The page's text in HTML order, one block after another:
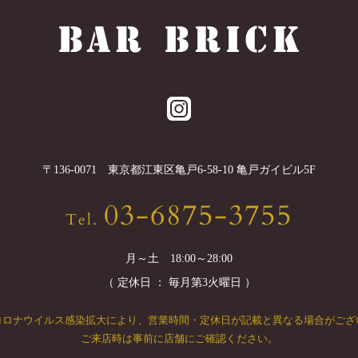
〒 136-0071 東京都江東区亀戸6-58-10 亀戸ガイビル5F
Tel. 03-6875-3755
月～土 18:00～28:00
（ 定休日 ： 毎月第3火曜日 ）
ナウイルス感染拡大により、 営業時間・定休日が記載と異なる場合がご
ご来店時は事前に店舗にご確認ください。